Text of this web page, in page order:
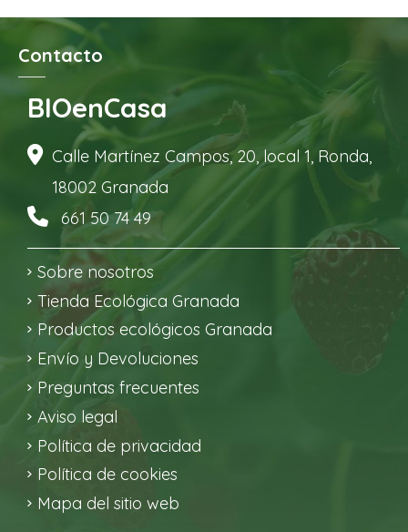
Sobre nosotros
Tienda Ecológica Granada
Productos ecológicos Granada
Envío y Devoluciones
Preguntas frecuentes
Aviso legal
Política de privacidad
Política de cookies
Mapa del sitio web
Contacto
BIOenCasa
Calle Martínez Campos, 20, local 1, Ronda,
18002 Granada
661 50 74 49